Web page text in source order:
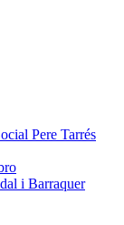
Pere Tarrés
i Barraquer